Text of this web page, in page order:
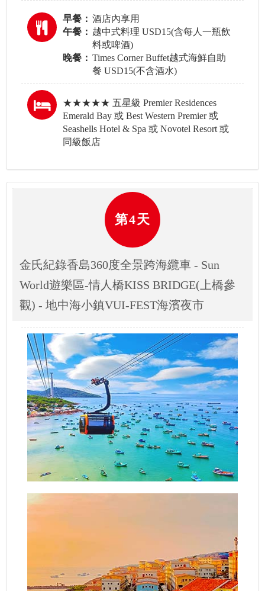
早餐： 酒店內享用
午餐： 越中式料理 USD15(含每人一瓶飲
料或啤酒)
晚餐： Times Corner Buffet越式海鮮自助
餐 USD15(不含酒水)
★★★★★ 五星級 Premier Residences
Emerald Bay 或 Best Western Premier 或
Seashells Hotel & Spa 或 Novotel Resort 或
同級飯店
第4天
金氏紀錄香島360度全景跨海纜車 - Sun
World遊樂區-情人橋KISS BRIDGE(上橋參
觀) - 地中海小鎮VUI-FEST海濱夜市